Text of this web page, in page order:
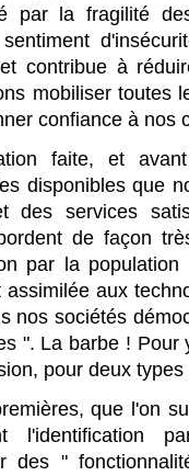
par la fragilité
contribue à
mobiliser toutes
confiance à nos
faite, et
disponibles que
des services
de façon
par la
assimilée aux
nos sociétés
". La barbe !
pour deux
que l'on
l'identification
des "